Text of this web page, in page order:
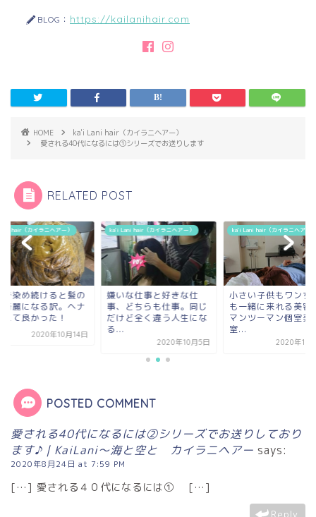
BLOG： https://kailanihair.com
HOME
ka'i Lani hair（カイラニヘアー）
愛される40代になるには①シリーズでお送りします
RELATED POST
hair（カイラニヘアー）
な仕事と好きな仕
どちらも仕事。同じ
全く違う人生にな
ka'i Lani hair（カイラニヘアー）
小さい子供もワンちゃん
も一緒に来れる美容室。
マンツーマン個室美容
室...
2020年11月12日
ka'i Lani hair（カイラニヘアー）
ヘナで染め続けると
毛が綺麗になる訳。
に変えて良かった！
POSTED COMMENT
愛される40代になるには②シリーズでお送りしており
ます♪｜KaiLani〜海と空と カイラニヘアー says:
2020年8月24日 at 7:59 PM
[…] 愛される４０代になるには① […]
Reply